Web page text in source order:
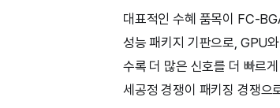
대표적인 수혜 품목이 FC-
성능 패키지 기판으로, GPU
수록 더 많은 신호를 더 빠르
세공정 경쟁이 패키징 경쟁으